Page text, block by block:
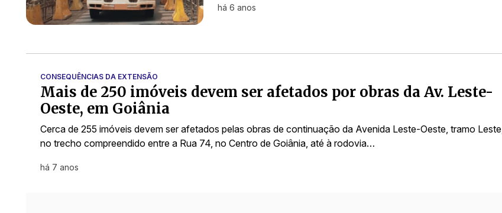
há 6 anos
CONSEQUÊNCIAS DA EXTENSÃO
Mais de 250 imóveis devem ser afetados por obras da Av. Leste-
Oeste, em Goiânia
Cerca de 255 imóveis devem ser afetados pelas obras de continuação da Avenida Leste-Oeste, tramo Leste,
no trecho compreendido entre a Rua 74, no Centro de Goiânia, até à rodovia…
há 7 anos